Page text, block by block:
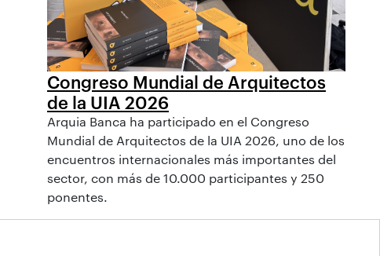
Congreso Mundial de Arquitectos
de la UIA 2026
Arquia Banca ha participado en el Congreso
Mundial de Arquitectos de la UIA 2026, uno de los
encuentros internacionales más importantes del
sector, con más de 10.000 participantes y 250
ponentes.